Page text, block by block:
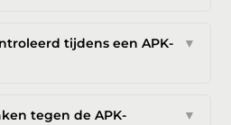
tijdens een APK-
▼
tegen de APK-
▼